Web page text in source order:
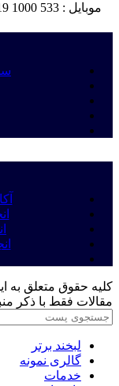
موبایل : 533 1000 0919
کلیه حقوق متعلق به
مقالات فقط با ذکر
لبخند برتر
گالری نمونه
خدمات